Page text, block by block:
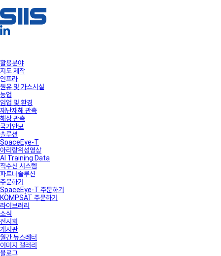
활용분야
지도 제작
인프라
원유 및 가스시설
농업
임업 및 환경
재난재해 관측
해상 관측
국가안보
솔루션
SpaceEye-T
아리랑위성영상
AI Training Data
직수신 시스템
파트너솔루션
주문하기
SpaceEye-T 주문하기
KOMPSAT 주문하기
라이브러리
소식
전시회
게시판
월간 뉴스레터
이미지 갤러리
블로그